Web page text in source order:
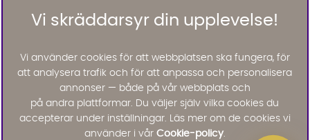
Vi skräddarsyr din upplevelse!
Vi använder cookies för att webbplatsen ska fungera, för
att analysera trafik och för att anpassa och personalisera
annonser — både på vår webbplats och
på andra plattformar. Du väljer själv vilka cookies du
accepterar under inställningar. Läs mer om de cookies vi
använder i vår Cookie-policy.